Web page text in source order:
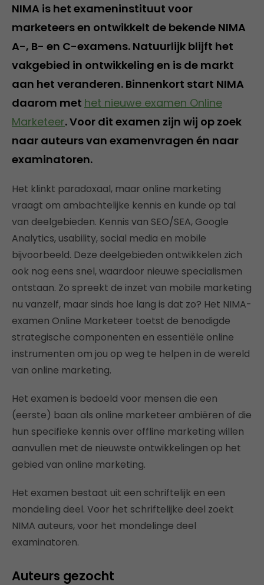
NIMA is het exameninstituut voor
marketeers en ontwikkelt de bekende NIMA
A-, B- en C-examens. Natuurlijk blijft het
vakgebied in ontwikkeling en is de markt
aan het veranderen. Binnenkort start NIMA
daarom met het nieuwe examen Online
Marketeer. Voor dit examen zijn wij op zoek
naar auteurs van examenvragen én naar
examinatoren.
Het klinkt paradoxaal, maar online marketing
vraagt om ambachtelijke kennis en kunde op tal
van deelgebieden. Kennis van SEO/SEA, Google
Analytics, usability, social media en mobile
bijvoorbeeld. Deze deelgebieden ontwikkelen zich
ook nog eens snel, waardoor nieuwe specialismen
ontstaan. Zo spreekt de inzet van mobile marketing
nu vanzelf, maar sinds hoe lang is dat zo? Het NIMA-
examen Online Marketeer toetst de benodigde
strategische componenten en essentiële online
instrumenten om jou op weg te helpen in de wereld
van online marketing.
Het examen is bedoeld voor mensen die een
(eerste) baan als online marketeer ambiëren of die
hun specifieke kennis over offline marketing willen
aanvullen met de nieuwste ontwikkelingen op het
gebied van online marketing.
Het examen bestaat uit een schriftelijk en een
mondeling deel. Voor het schriftelijke deel zoekt
NIMA auteurs, voor het mondelinge deel
examinatoren.
Auteurs gezocht